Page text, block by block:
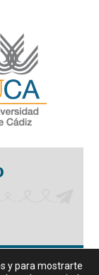
y para mostrarte